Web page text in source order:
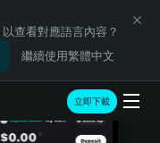
以查看對應語言內容？
繼續使用繁體中文
立即下載